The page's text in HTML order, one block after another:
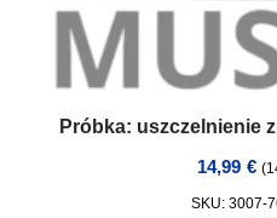
Próbka: uszczelnienie
14,99 € (
SKU: 3007-